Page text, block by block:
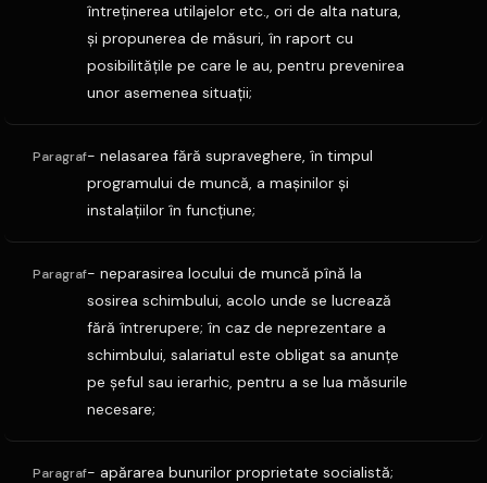
întreţinerea utilajelor etc., ori de alta natura,
şi propunerea de măsuri, în raport cu
posibilităţile pe care le au, pentru prevenirea
unor asemenea situaţii;
Paragraf- nelasarea fără supraveghere, în timpul
programului de muncă, a maşinilor şi
instalaţiilor în funcţiune;
Paragraf- neparasirea locului de muncă pînă la
sosirea schimbului, acolo unde se lucrează
fără întrerupere; în caz de neprezentare a
schimbului, salariatul este obligat sa anunţe
pe şeful sau ierarhic, pentru a se lua măsurile
necesare;
Paragraf- apărarea bunurilor proprietate socialistă;